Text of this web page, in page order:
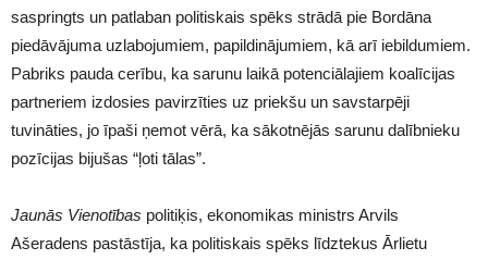
saspringts un patlaban politiskais spēks strādā pie Bordāna
piedāvājuma uzlabojumiem, papildinājumiem, kā arī iebildumiem.
Pabriks pauda cerību, ka sarunu laikā potenciālajiem koalīcijas
partneriem izdosies pavirzīties uz priekšu un savstarpēji
tuvināties, jo īpaši ņemot vērā, ka sākotnējās sarunu dalībnieku
pozīcijas bijušas “ļoti tālas”.
Jaunās Vienotības politiķis, ekonomikas ministrs Arvils
Ašeradens pastāstīja, ka politiskais spēks līdztekus Ārlietu